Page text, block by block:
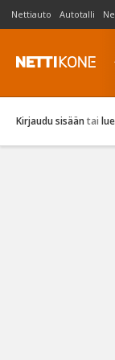
Nettiauto Autotalli
Kirjaudu sisään tai